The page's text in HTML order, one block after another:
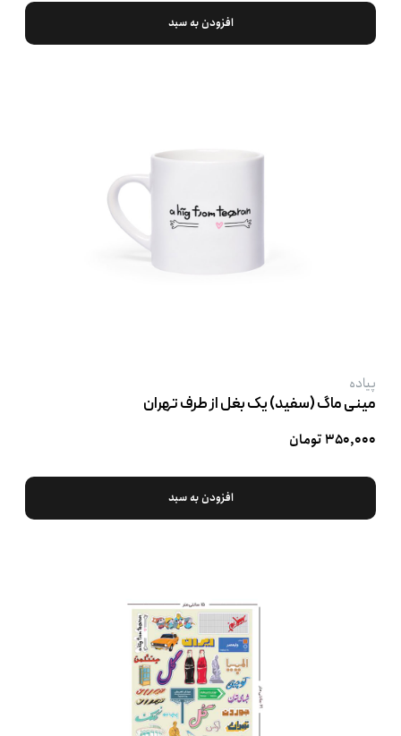
افزودن به سبد
پیاده
مینی ماگ (سفید) یک بغل از طرف تهران
۳۵۰,۰۰۰ تومان
افزودن به سبد